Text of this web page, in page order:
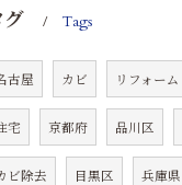
グ Tags
古屋 カビ リフォーム
宅 京都府 品川区
ビ除去 目黒区 兵庫県